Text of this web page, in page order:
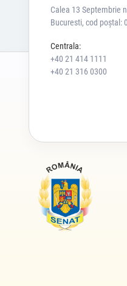
Calea 13 Septembrie
Bucuresti, cod poștal:
Centrala:
+40 21 414 1111
+40 21 316 0300